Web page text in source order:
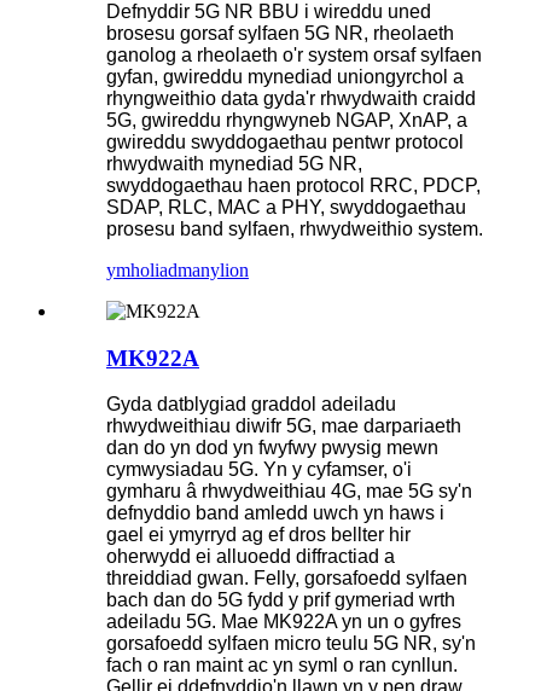
Defnyddir 5G NR BBU i wireddu uned
brosesu gorsaf sylfaen 5G NR, rheolaeth
ganolog a rheolaeth o'r system orsaf sylfaen
gyfan, gwireddu mynediad uniongyrchol a
rhyngweithio data gyda'r rhwydwaith craidd
5G, gwireddu rhyngwyneb NGAP, XnAP, a
gwireddu swyddogaethau pentwr protocol
rhwydwaith mynediad 5G NR,
swyddogaethau haen protocol RRC, PDCP,
SDAP, RLC, MAC a PHY, swyddogaethau
prosesu band sylfaen, rhwydweithio system.
ymholiadmanylion
MK922A
Gyda datblygiad graddol adeiladu
rhwydweithiau diwifr 5G, mae darpariaeth
dan do yn dod yn fwyfwy pwysig mewn
cymwysiadau 5G. Yn y cyfamser, o'i
gymharu â rhwydweithiau 4G, mae 5G sy'n
defnyddio band amledd uwch yn haws i
gael ei ymyrryd ag ef dros bellter hir
oherwydd ei alluoedd diffractiad a
threiddiad gwan. Felly, gorsafoedd sylfaen
bach dan do 5G fydd y prif gymeriad wrth
adeiladu 5G. Mae MK922A yn un o gyfres
gorsafoedd sylfaen micro teulu 5G NR, sy'n
fach o ran maint ac yn syml o ran cynllun.